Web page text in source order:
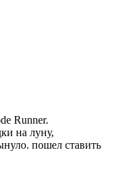
Runner.
на луну,
пошел ставить